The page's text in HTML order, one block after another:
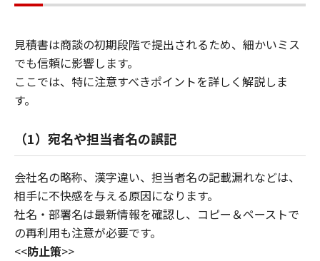
見積書は商談の初期段階で提出されるため、細かいミス
でも信頼に影響します。
ここでは、特に注意すべきポイントを詳しく解説しま
す。
（1）宛名や担当者名の誤記
会社名の略称、漢字違い、担当者名の記載漏れなどは、
相手に不快感を与える原因になります。
社名・部署名は最新情報を確認し、コピー＆ペーストで
の再利用も注意が必要です。
<<防止策>>